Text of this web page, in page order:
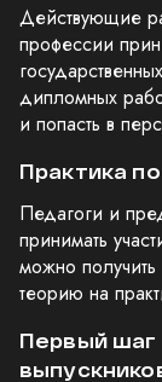
Действующие
профессии
дипломных
и попасть в
Практика
Педагоги и
принимать
можно
теорию на
Первый шаг